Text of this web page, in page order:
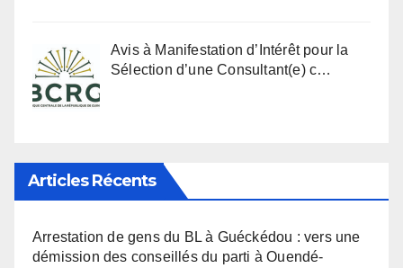
Avis à Manifestation d’Intérêt pour la
Sélection d’une Consultant(e) c…
Articles Récents
Arrestation de gens du BL à Guéckédou : vers une
démission des conseillés du parti à Ouendé-